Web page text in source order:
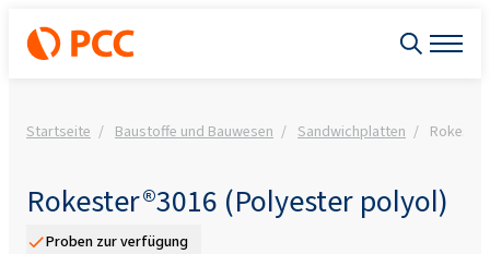
Startseite Baustoffe und Bauwesen Sandwichplatten
Rokester®3016 (Polyester polyol)
Proben zur verfügung